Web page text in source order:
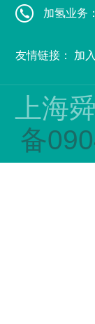
加氢业务
友情链接： 加
上海
备